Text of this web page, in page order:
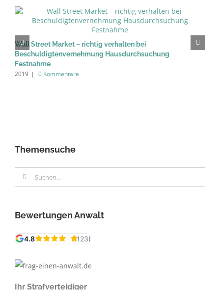
Wall Street Market – richtig verhalten bei
Beschuldigtenvernehmung Hausdurchsuchung
Festnahme
2019 | 0 Kommentare
Themensuche
Suche
nach:
Bewertungen Anwalt
Ihr Strafverteidiger